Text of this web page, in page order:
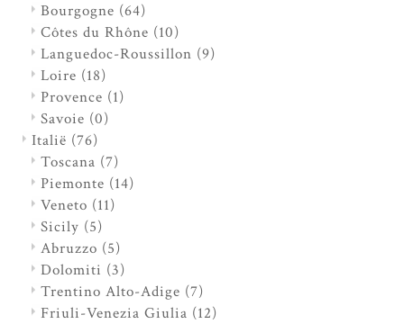
Bourgogne (64)
Côtes du Rhône (10)
Languedoc-Roussillon (9)
Loire (18)
Provence (1)
Savoie (0)
Italië (76)
Toscana (7)
Piemonte (14)
Veneto (11)
Sicily (5)
Abruzzo (5)
Dolomiti (3)
Trentino Alto-Adige (7)
Friuli-Venezia Giulia (12)